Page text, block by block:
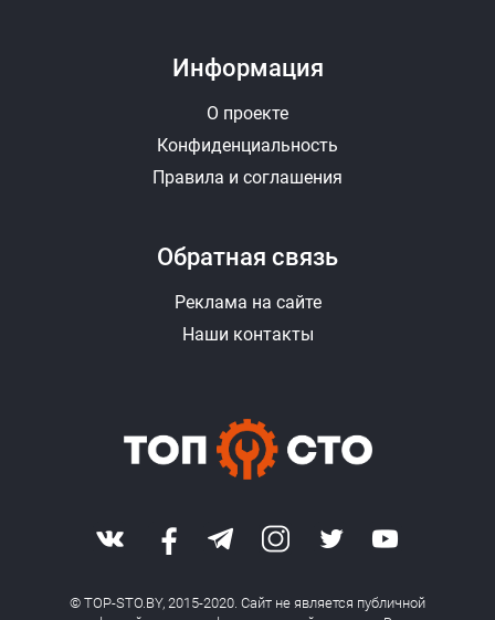
Информация
О проекте
Конфиденциальность
Правила и соглашения
Обратная связь
Реклама на сайте
Наши контакты
© TOP-STO.BY, 2015-2020. Сайт не является публичной